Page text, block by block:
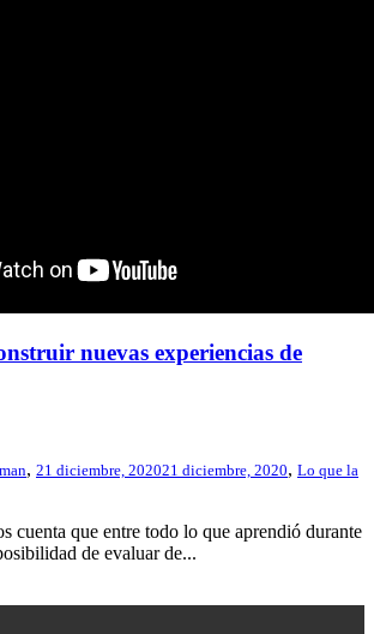
nuevas experiencias de
, 21 diciembre, 202021 diciembre, 2020, Lo que la
cuenta que entre todo lo que aprendió durante
de evaluar de...